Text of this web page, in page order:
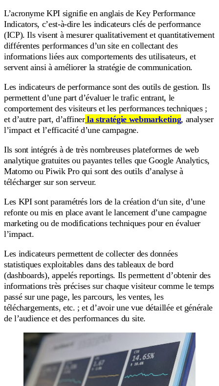
L’acronyme KPI signifie en anglais de Key Performance
Indicators, c’est-à-dire les indicateurs clés de performance
(ICP). Ils visent à mesurer qualitativement et quantitativement
différentes performances d’un site en collectant des
informations liées aux comportements des utilisateurs, et
servent ainsi à améliorer la stratégie de communication.
Les indicateurs de performance sont des outils de gestion. Ils
permettent d’une part d’évaluer le trafic entrant, le
comportement des visiteurs et les performances techniques ;
et d’autre part, d’affinerla stratégie webmarketing, analyser
l’impact et l’efficacité d’une campagne.
Ils sont intégrés à de très nombreuses plateformes de web
analytique gratuites ou payantes telles que Google Analytics,
Matomo ou Piwik Pro qui sont des outils d’analyse à
télécharger sur son serveur.
Les KPI sont paramétrés lors de la création d‘un site, d’une
refonte ou mis en place avant le lancement d’une campagne
marketing ou de modifications techniques pour en évaluer
l’impact.
Les indicateurs permettent de collecter des données
statistiques exploitables dans des tableaux de bord
(dashboards), appelés reportings. Ils permettent d’obtenir des
informations très précises sur chaque visiteur comme le temps
passé sur une page, les parcours, les ventes, les
téléchargements, etc. ; et d’avoir une vue détaillée et générale
de l’audience et des performances du site.